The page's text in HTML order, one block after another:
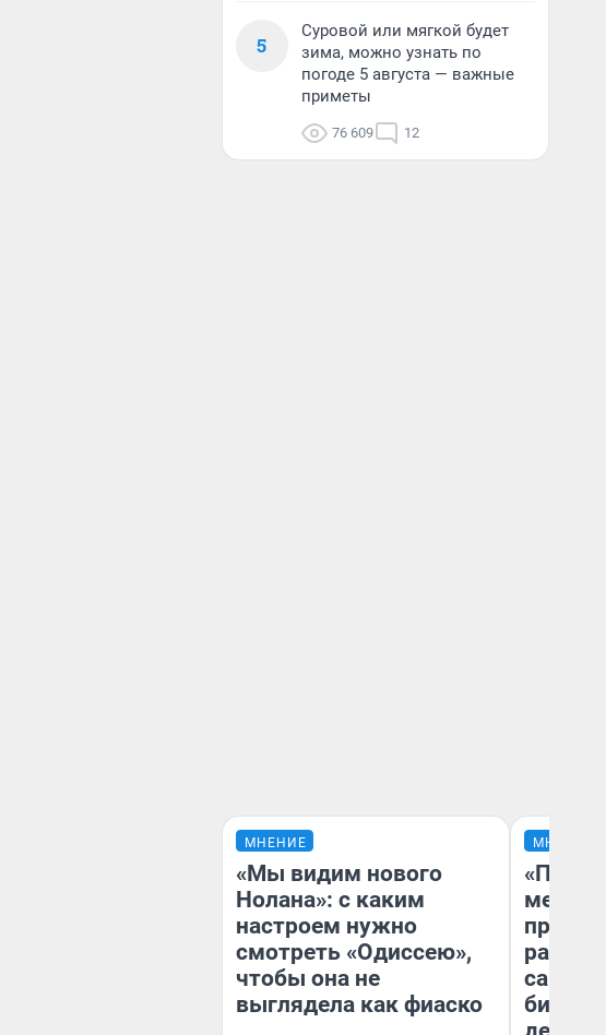
5
Суровой или мягкой будет
зима, можно узнать по
погоде 5 августа — важные
приметы
76 609 12
МНЕНИЕ
«Мы видим нового
Нолана»: с каким
настроем нужно
смотреть «Одиссею»,
чтобы она не
выглядела как фиаско
МНЕНИЕ
самом